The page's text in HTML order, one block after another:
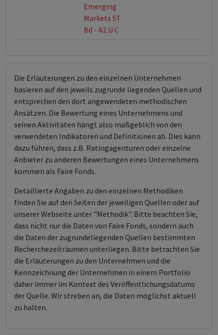
Emerging
Markets ST
Bd - A2 U C
Die Erläuterungen zu den einzelnen Unternehmen
basieren auf den jeweils zugrunde liegenden Quellen und
entsprechen den dort angewendeten methodischen
Ansätzen. Die Bewertung eines Unternehmens und
seinen Aktivitäten hängt also maßgeblich von den
verwendeten Indikatoren und Definitionen ab. Dies kann
dazu führen, dass z.B. Ratingagenturen oder einzelne
Anbieter zu anderen Bewertungen eines Unternehmens
kommen als Faire Fonds.
Detaillierte Angaben zu den einzelnen Methodiken
finden Sie auf den Seiten der jeweiligen Quellen oder auf
unserer Webseite unter "Methodik". Bitte beachten Sie,
dass nicht nur die Daten von Faire Fonds, sondern auch
die Daten der zugrundeliegenden Quellen bestimmten
Recherchezeiträumen unterliegen. Bitte betrachten Sie
die Erläuterungen zu den Unternehmen und die
Kennzeichnung der Unternehmen in einem Portfolio
daher immer im Kontext des Veröffentlichungsdatums
der Quelle. Wir streben an, die Daten möglichst aktuell
zu halten.